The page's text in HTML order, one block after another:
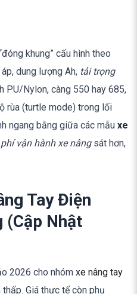
khung” cấu hình theo
dung lượng Ah, tải trọng
PU/Nylon, càng 550 hay 685,
rùa (turtle mode) trong lối
ngang bằng giữa các mẫu xe
vận hành xe nângsát hơn,
Tay Điện
(Cập Nhật
2026 cho nhóm xe nâng tay
Giá thực tế còn phụ